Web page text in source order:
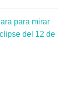
para mirar
del 12 de